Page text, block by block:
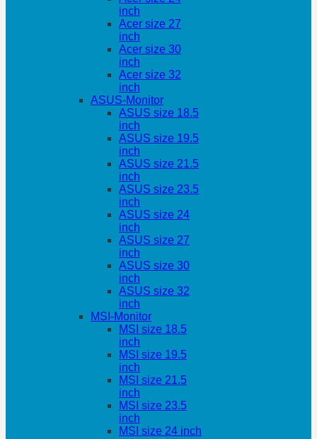
inch
Acer size 27
inch
Acer size 30
inch
Acer size 32
inch
ASUS-Monitor
ASUS size 18.5
inch
ASUS size 19.5
inch
ASUS size 21.5
inch
ASUS size 23.5
inch
ASUS size 24
inch
ASUS size 27
inch
ASUS size 30
inch
ASUS size 32
inch
MSI-Monitor
MSI size 18.5
inch
MSI size 19.5
inch
MSI size 21.5
inch
MSI size 23.5
inch
MSI size 24 inch